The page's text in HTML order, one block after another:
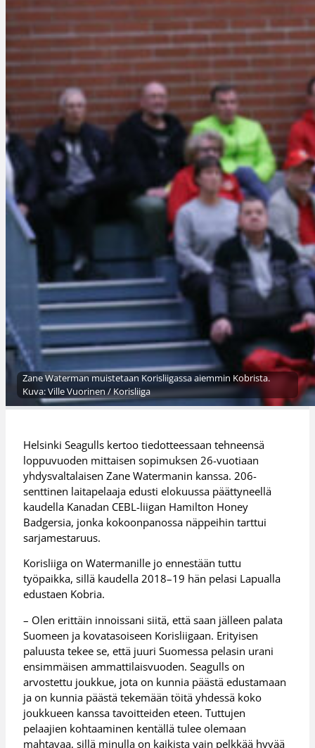
Zane Waterman muistetaan Korisliigassa aiemmin Kobrista.
Kuva: Ville Vuorinen / Korisliiga
Helsinki Seagulls kertoo tiedotteessaan tehneensä
loppuvuoden mittaisen sopimuksen 26-vuotiaan
yhdysvaltalaisen Zane Watermanin kanssa. 206-
senttinen laitapelaaja edusti elokuussa päättyneellä
kaudella Kanadan CEBL-liigan Hamilton Honey
Badgersia, jonka kokoonpanossa näppeihin tarttui
sarjamestaruus.
Korisliiga on Watermanille jo ennestään tuttu
työpaikka, sillä kaudella 2018–19 hän pelasi Lapualla
edustaen Kobria.
– Olen erittäin innoissani siitä, että saan jälleen palata
Suomeen ja kovatasoiseen Korisliigaan. Erityisen
paluusta tekee se, että juuri Suomessa pelasin urani
ensimmäisen ammattilaisvuoden. Seagulls on
arvostettu joukkue, jota on kunnia päästä edustamaan
ja on kunnia päästä tekemään töitä yhdessä koko
joukkueen kanssa tavoitteiden eteen. Tuttujen
pelaajien kohtaaminen kentällä tulee olemaan
mahtavaa, sillä minulla on kaikista vain pelkkää hyvää